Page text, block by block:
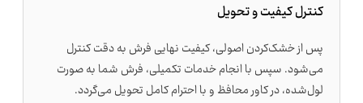
کنترل کیفیت و تحویل
پس از خشک‌کردن اصولی، کیفیت نهایی فرش به دقت کنترل
می‌شود. سپس با انجام خدمات تکمیلی، فرش شما به صورت
لول‌شده، در کاور محافظ و با احترام کامل تحویل می‌گردد.